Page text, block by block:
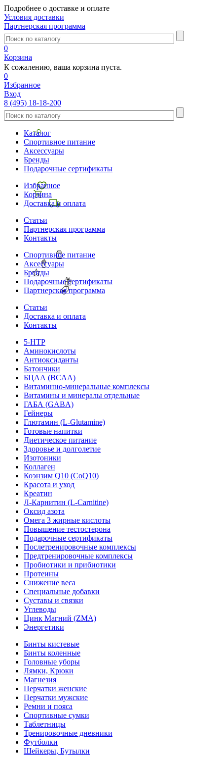
Подробнее о доставке и оплате
Условия доставки
Партнерская программа
0
Корзина
К сожалению, ваша корзина пуста.
0
Избранное
Вход
8 (495) 18-18-200
Каталог
Спортивное питание
Аксессуары
Бренды
Подарочные сертификаты
Избранное
Корзина
Доставка и оплата
Статьи
Партнерская программа
Контакты
Спортивное питание
Аксессуары
Бренды
Подарочные сертификаты
Партнерская программа
Статьи
Доставка и оплата
Контакты
5-HTP
Аминокислоты
Антиоксиданты
Батончики
БЦАА (BCAA)
Витаминно-минеральные комплексы
Витамины и минералы отдельные
ГАБА (GABA)
Гейнеры
Глютамин (L-Glutamine)
Готовые напитки
Диетическое питание
Здоровье и долголетие
Изотоники
Коллаген
Коэнзим Q10 (CoQ10)
Красота и уход
Креатин
Л-Карнитин (L-Сarnitine)
Оксид азота
Омега 3 жирные кислоты
Повышение тестостерона
Подарочные сертификаты
Послетренировочные комплексы
Предтренировочные комплексы
Пробиотики и прибиотики
Протеины
Снижение веса
Специальные добавки
Суставы и связки
Углеводы
Цинк Магний (ZMA)
Энергетики
Бинты кистевые
Бинты коленные
Головные уборы
Лямки, Крюки
Магнезия
Перчатки женские
Перчатки мужские
Ремни и пояса
Спортивные сумки
Таблетницы
Тренировочные дневники
Футболки
Шейкеры, Бутылки